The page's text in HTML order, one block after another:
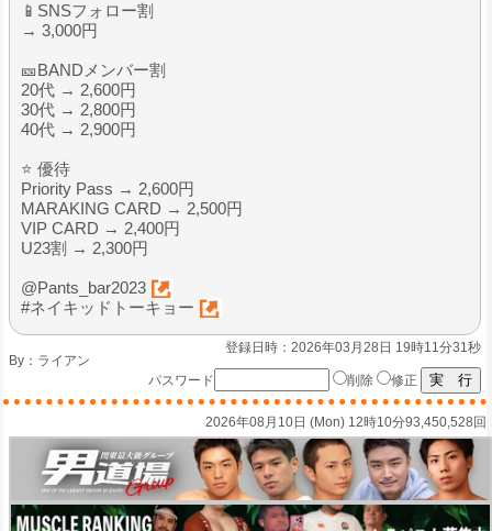
📱SNSフォロー割
→ 3,000円
🎫BANDメンバー割
20代 → 2,600円
30代 → 2,800円
40代 → 2,900円
⭐ 優待
Priority Pass → 2,600円
MARAKING CARD → 2,500円
VIP CARD → 2,400円
U23割 → 2,300円
@Pants_bar2023
#ネイキッドトーキョー
登録日時：2026年03月28日 19時11分31秒
By： ライアン
パスワード
削除 修正
2026年08月10日 (Mon) 12時10分93,450,528回